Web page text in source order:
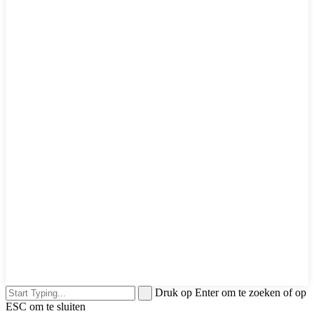
Druk op Enter om te zoeken of op
ESC om te sluiten